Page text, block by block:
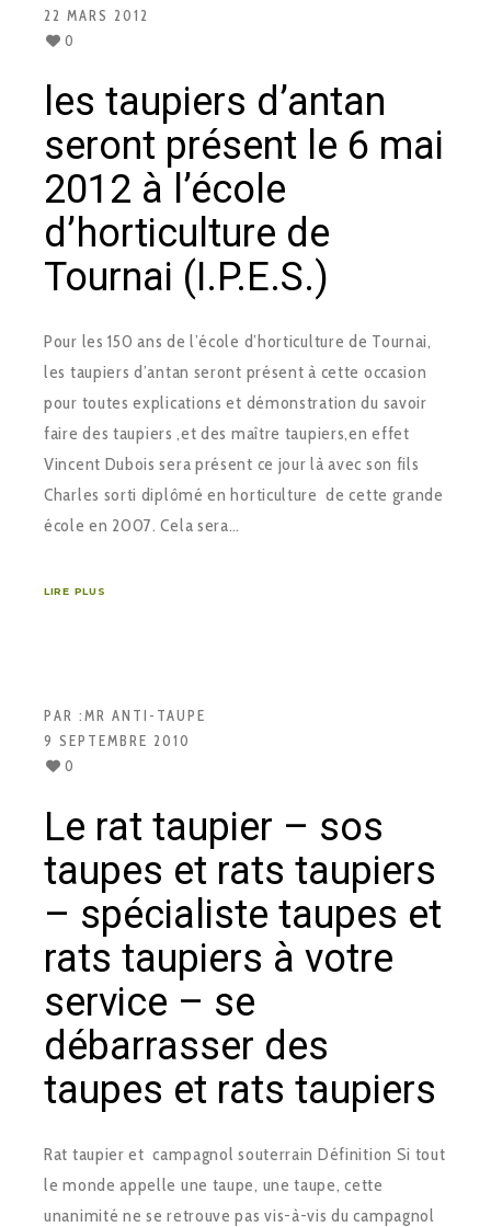
22 MARS 2012
0
les taupiers d’antan
seront présent le 6 mai
2012 à l’école
d’horticulture de
Tournai (I.P.E.S.)
Pour les 150 ans de l’école d’horticulture de Tournai,
les taupiers d’antan seront présent à cette occasion
pour toutes explications et démonstration du savoir
faire des taupiers ,et des maître taupiers,en effet
Vincent Dubois sera présent ce jour là avec son fils
Charles sorti diplômé en horticulture de cette grande
école en 2007. Cela sera…
LIRE PLUS
PAR :MR ANTI-TAUPE
9 SEPTEMBRE 2010
0
Le rat taupier – sos
taupes et rats taupiers
– spécialiste taupes et
rats taupiers à votre
service – se
débarrasser des
taupes et rats taupiers
Rat taupier et campagnol souterrain Définition Si tout
le monde appelle une taupe, une taupe, cette
unanimité ne se retrouve pas vis-à-vis du campagnol